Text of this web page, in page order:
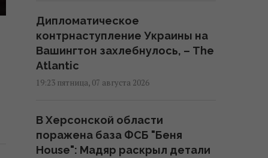
Дипломатическое
контрнаступление Украины на
Вашингтон захлебнулось, – The
Atlantic
19:23 пятница, 07 августа 2026
В Херсонской области
поражена база ФСБ "Беня
House": Мадяр раскрыл детали